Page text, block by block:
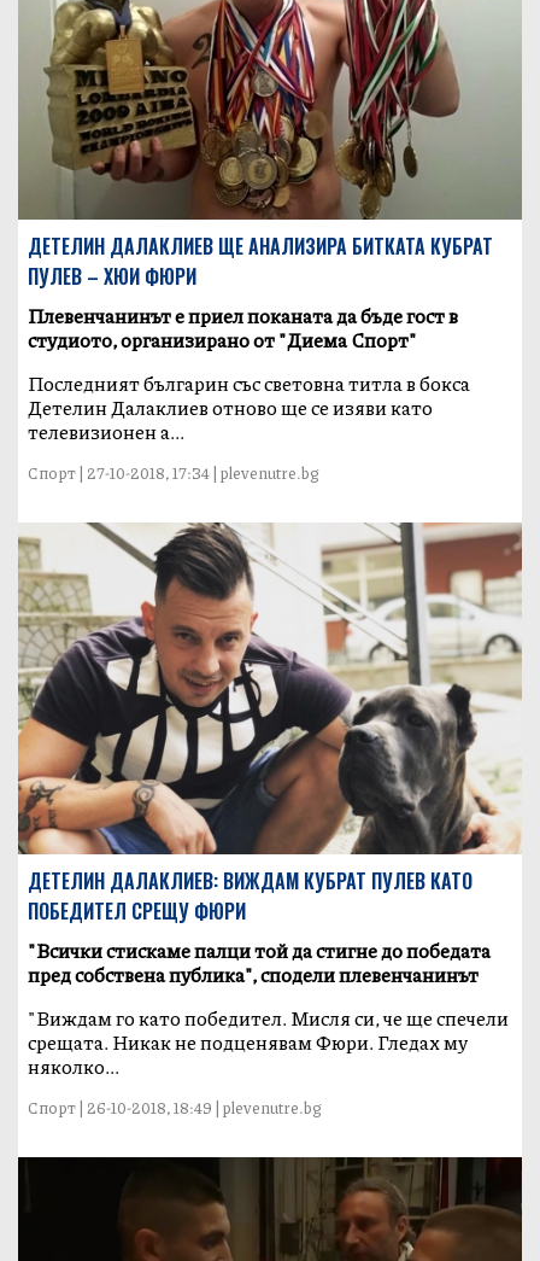
ДЕТЕЛИН ДАЛАКЛИЕВ ЩЕ АНАЛИЗИРА БИТКАТА КУБРАТ
ПУЛЕВ – ХЮИ ФЮРИ
Плевенчанинът е приел поканата да бъде гост в
студиото, организирано от "Диема Спорт"
Последният българин със световна титла в бокса
Детелин Далаклиев отново ще се изяви като
телевизионен а...
Спорт | 27-10-2018, 17:34 | plevenutre.bg
ДЕТЕЛИН ДАЛАКЛИЕВ: ВИЖДАМ КУБРАТ ПУЛЕВ КАТО
ПОБЕДИТЕЛ СРЕЩУ ФЮРИ
"Всички стискаме палци той да стигне до победата
пред собствена публика", сподели плевенчанинът
"Виждам го като победител. Мисля си, че ще спечели
срещата. Никак не подценявам Фюри. Гледах му
няколко...
Спорт | 26-10-2018, 18:49 | plevenutre.bg